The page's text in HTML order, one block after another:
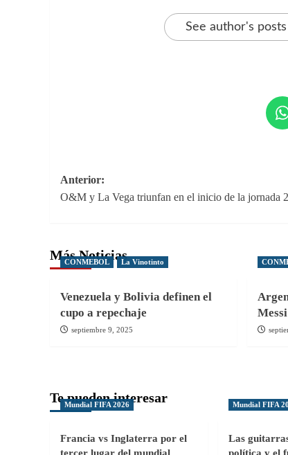
See author's posts
Navegación
de
Anterior:
O&M y La Vega triunfan en el inicio de la jornada 2
Más Noticias
CONMEBOL La Vinotinto
Venezuela y Bolivia definen el
cupo a repechaje
septiembre 9, 2025
Te pueden interesar
Mundial FIFA 2026
Francia vs Inglaterra por el
Mundial FIFA
Las